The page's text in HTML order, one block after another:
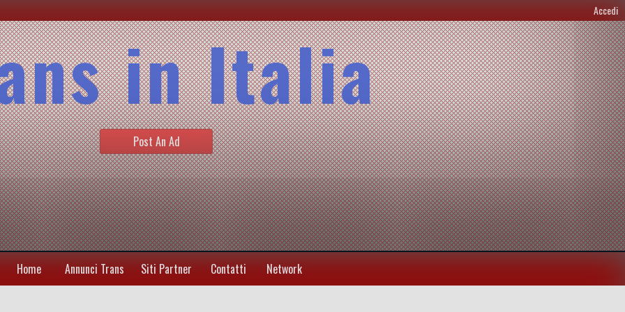
Accedi
in Italia
Post An Ad
Home Annunci Trans Siti Partner Contatti Network